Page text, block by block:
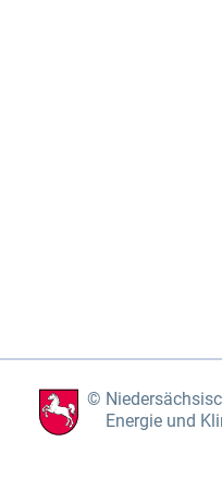
Energie und